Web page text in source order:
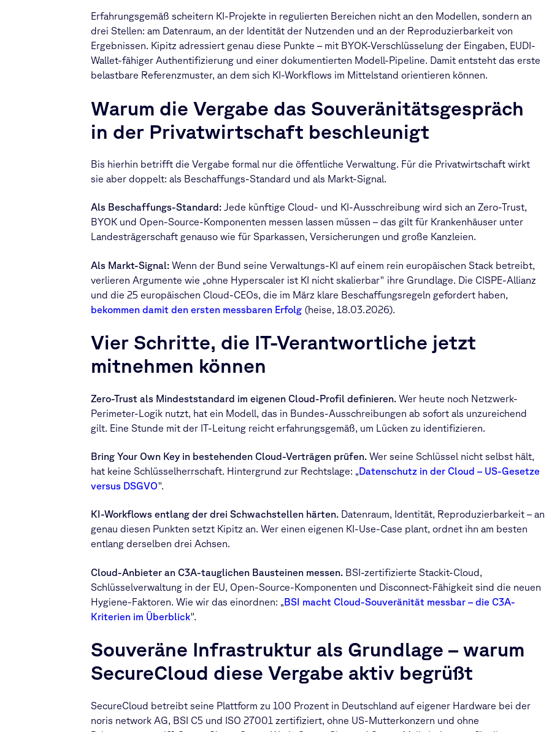
Erfahrungsgemäß scheitern KI-Projekte in regulierten Bereichen nicht an den Modellen, sondern an
drei Stellen: am Datenraum, an der Identität der Nutzenden und an der Reproduzierbarkeit von
Ergebnissen. Kipitz adressiert genau diese Punkte – mit BYOK-Verschlüsselung der Eingaben, EUDI-
Wallet-fähiger Authentifizierung und einer dokumentierten Modell-Pipeline. Damit entsteht das erste
belastbare Referenzmuster, an dem sich KI-Workflows im Mittelstand orientieren können.
Warum die Vergabe das Souveränitätsgespräch
in der Privatwirtschaft beschleunigt
Bis hierhin betrifft die Vergabe formal nur die öffentliche Verwaltung. Für die Privatwirtschaft wirkt
sie aber doppelt: als Beschaffungs-Standard und als Markt-Signal.
Als Beschaffungs-Standard: Jede künftige Cloud- und KI-Ausschreibung wird sich an Zero-Trust,
BYOK und Open-Source-Komponenten messen lassen müssen – das gilt für Krankenhäuser unter
Landesträgerschaft genauso wie für Sparkassen, Versicherungen und große Kanzleien.
Als Markt-Signal: Wenn der Bund seine Verwaltungs-KI auf einem rein europäischen Stack betreibt,
verlieren Argumente wie „ohne Hyperscaler ist KI nicht skalierbar" ihre Grundlage. Die CISPE-Allianz
und die 25 europäischen Cloud-CEOs, die im März klare Beschaffungsregeln gefordert haben,
bekommen damit den ersten messbaren Erfolg (heise, 18.03.2026).
Vier Schritte, die IT-Verantwortliche jetzt
mitnehmen können
Zero-Trust als Mindeststandard im eigenen Cloud-Profil definieren. Wer heute noch Netzwerk-
Perimeter-Logik nutzt, hat ein Modell, das in Bundes-Ausschreibungen ab sofort als unzureichend
gilt. Eine Stunde mit der IT-Leitung reicht erfahrungsgemäß, um Lücken zu identifizieren.
Bring Your Own Key in bestehenden Cloud-Verträgen prüfen. Wer seine Schlüssel nicht selbst hält,
hat keine Schlüsselherrschaft. Hintergrund zur Rechtslage: „Datenschutz in der Cloud – US-Gesetze
versus DSGVO".
KI-Workflows entlang der drei Schwachstellen härten. Datenraum, Identität, Reproduzierbarkeit – an
genau diesen Punkten setzt Kipitz an. Wer einen eigenen KI-Use-Case plant, ordnet ihn am besten
entlang derselben drei Achsen.
Cloud-Anbieter an C3A-tauglichen Bausteinen messen. BSI-zertifizierte Stackit-Cloud,
Schlüsselverwaltung in der EU, Open-Source-Komponenten und Disconnect-Fähigkeit sind die neuen
Hygiene-Faktoren. Wie wir das einordnen: „BSI macht Cloud-Souveränität messbar – die C3A-
Kriterien im Überblick".
Souveräne Infrastruktur als Grundlage – warum
SecureCloud diese Vergabe aktiv begrüßt
SecureCloud betreibt seine Plattform zu 100 Prozent in Deutschland auf eigener Hardware bei der
noris network AG, BSI C5 und ISO 27001 zertifiziert, ohne US-Mutterkonzern und ohne